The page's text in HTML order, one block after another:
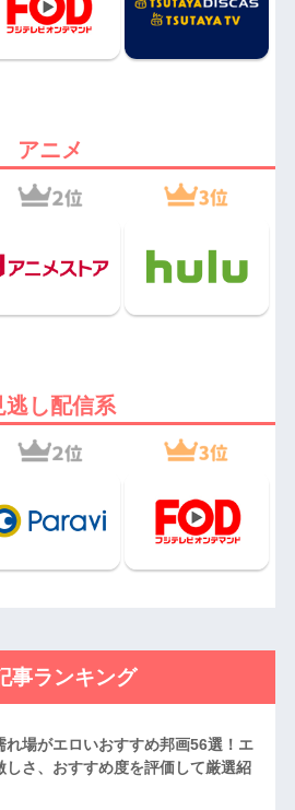
アニメ
逃し配信系
事ランキング
れ場がエロいおすすめ邦画56選！エ
しさ、おすすめ度を評価して厳選紹